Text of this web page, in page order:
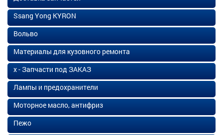
Ssang Yong KYRON
Вольво
Материалы для кузовного ремонта
х - Запчасти под ЗАКАЗ
Лампы и предохранители
Моторное масло, антифриз
Пежо